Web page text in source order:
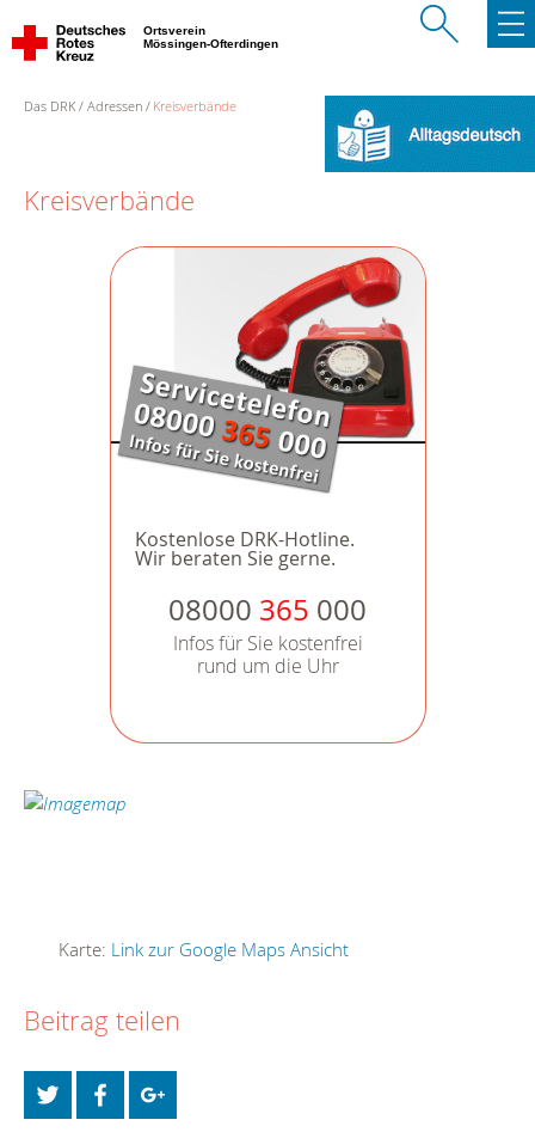
Ortsverein
Mössingen-Ofterdingen
Das DRK Adressen Kreisverbände
Kreisverbände
Kostenlose DRK-Hotline.
Wir beraten Sie gerne.
08000 365 000
Infos für Sie kostenfrei
rund um die Uhr
Karte: Link zur Google Maps Ansicht
Beitrag teilen